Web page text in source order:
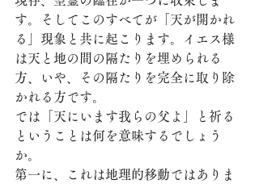
す。そしてこのすべてが「天が開かれ
る」現象と共に起こります。イエス様
は天と地の間の隔たりを埋められる
方、いや、その隔たりを完全に取り除
かれる方です。
では「天にいます我らの父よ」と祈る
ということは何を意味するでしょう
か。
第一に、これは地理的移動ではありま